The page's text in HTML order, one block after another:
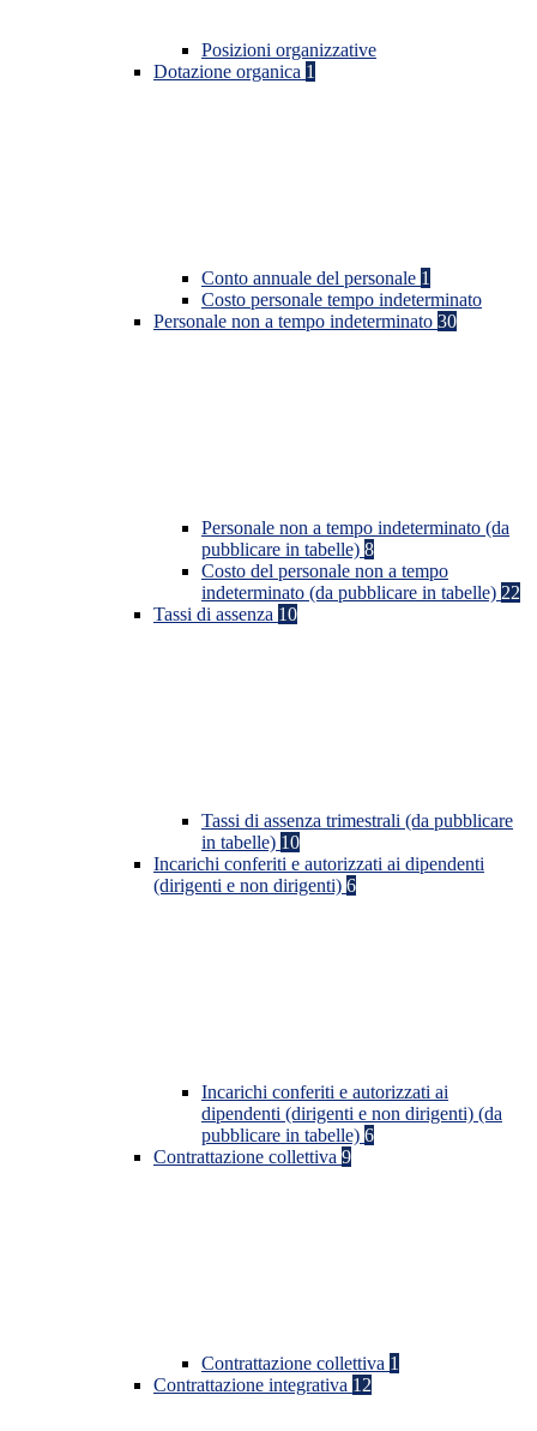
Posizioni organizzative
Dotazione organica 1
Conto annuale del personale 1
Costo personale tempo indeterminato
Personale non a tempo indeterminato 30
Personale non a tempo indeterminato (da
pubblicare in tabelle) 8
Costo del personale non a tempo
indeterminato (da pubblicare in tabelle) 22
Tassi di assenza 10
Tassi di assenza trimestrali (da pubblicare
in tabelle) 10
Incarichi conferiti e autorizzati ai dipendenti
(dirigenti e non dirigenti) 6
Incarichi conferiti e autorizzati ai
dipendenti (dirigenti e non dirigenti) (da
pubblicare in tabelle) 6
Contrattazione collettiva 9
Contrattazione collettiva 1
Contrattazione integrativa 12